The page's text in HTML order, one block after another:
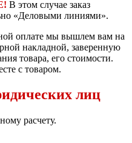
В этом случае заказ
«Деловыми линиями».
оплате мы вышлем вам на
накладной, заверенную
товара, его стоимости.
с товаром.
лиц
расчету.